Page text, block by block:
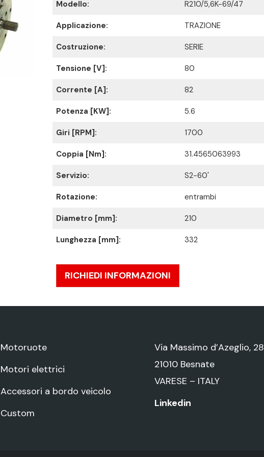
Modello: R210/5,6K-69/47
Applicazione: TRAZIONE
Costruzione: SERIE
Tensione [V]: 80
Corrente [A]: 82
Potenza [KW]: 5.6
Giri [RPM]: 1700
Coppia [Nm]: 31.4565063993
Servizio: S2-60'
Rotazione: entrambi
Diametro [mm]: 210
Lunghezza [mm]: 332
RICHIEDI INFORMAZIONI
Motoruote
Motori elettrici
Accessori a bordo veicolo
Custom
Via Massimo d’Azeglio, 28
21010 Besnate
VARESE – ITALY
Linkedin